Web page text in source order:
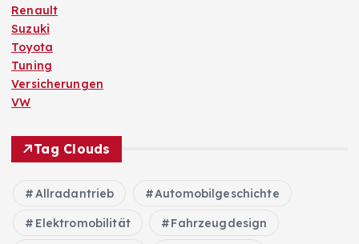
Renault
Suzuki
Toyota
Tuning
Versicherungen
VW
Tag Clouds
Allradantrieb Automobilgeschichte
Elektromobilität Fahrzeugdesign